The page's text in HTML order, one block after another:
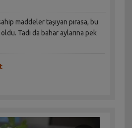
maddeler taşıyan pırasa, bu
Tadı da bahar aylarına pek